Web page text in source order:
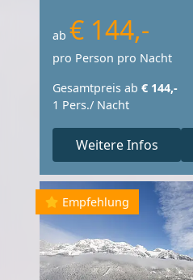
ab € 144,-
pro Person pro Nacht
Gesamtpreis ab € 144,-
1 Pers./ Nacht
Weitere Infos
Empfehlung